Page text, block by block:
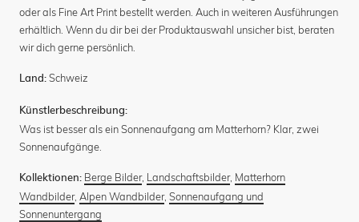
oder als Fine Art Print bestellt werden. Auch in weiteren Ausführungen
erhältlich. Wenn du dir bei der Produktauswahl unsicher bist, beraten
wir dich gerne persönlich.
Land: Schweiz
Künstlerbeschreibung:
Was ist besser als ein Sonnenaufgang am Matterhorn? Klar, zwei
Sonnenaufgänge.
Kollektionen: Berge Bilder, Landschaftsbilder, Matterhorn
Wandbilder, Alpen Wandbilder, Sonnenaufgang und
Sonnenuntergang